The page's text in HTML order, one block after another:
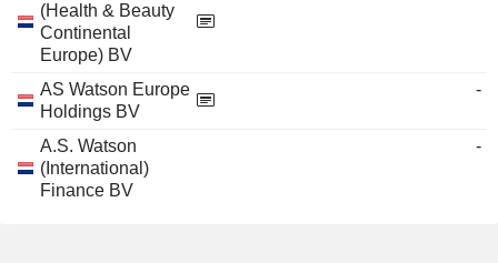
(Health & Beauty
Continental
Europe) BV
AS Watson Europe
Holdings BV
-
A.S. Watson
(International)
Finance BV
-